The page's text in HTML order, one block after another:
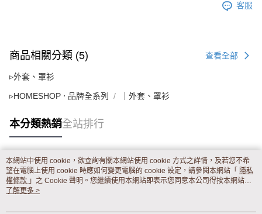
客服
商品相關分類 (5) 查看全部
▹外套、罩衫
▹HOMESHOP ‧ 品牌全系列 ｜外套、罩衫
本分類熱銷全站排行
熱門標籤
本網站中使用 cookie，欲查詢有關本網站使用 cookie 方式之詳情，及若您不希
望在電腦上使用 cookie 時應如何變更電腦的 cookie 設定，請參閱本網站「 隱私
權條款 」之 Cookie 聲明。您繼續使用本網站即表示您同意本公司得按本網站使
用條款之 Cookie 聲明使用 cookie。
了解更多 >